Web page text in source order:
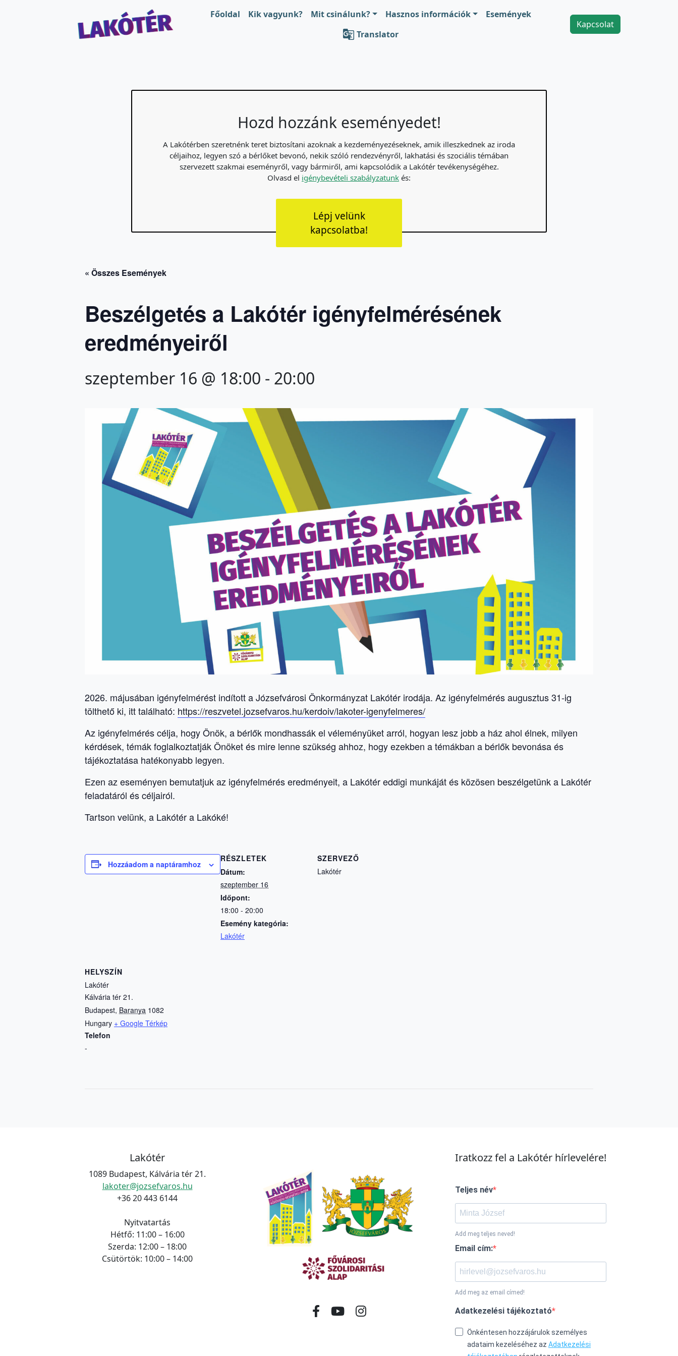
Főoldal Kik vagyunk? Mit csinálunk? Hasznos információk Események
 Translator
Kapcsolat
Hozd hozzánk eseményedet!
A Lakótérben szeretnénk teret biztosítani azoknak a kezdeményezéseknek, amik illeszkednek az iroda
céljaihoz, legyen szó a bérlőket bevonó, nekik szóló rendezvényről, lakhatási és szociális témában
szervezett szakmai eseményről, vagy bármiről, ami kapcsolódik a Lakótér tevékenységéhez.
Olvasd el igénybevételi szabályzatunk és:
Lépj velünk
kapcsolatba!
« Összes Események
Beszélgetés a Lakótér igényfelmérésének
eredményeiről
szeptember 16 @ 18:00 - 20:00
2026. májusában igényfelmérést indított a Józsefvárosi Önkormányzat Lakótér irodája. Az igényfelmérés augusztus 31-ig
tölthető ki, itt található: https://reszvetel.jozsefvaros.hu/kerdoiv/lakoter-igenyfelmeres/
Az igényfelmérés célja, hogy Önök, a bérlők mondhassák el véleményüket arról, hogyan lesz jobb a ház ahol élnek, milyen
kérdések, témák foglalkoztatják Önöket és mire lenne szükség ahhoz, hogy ezekben a témákban a bérlők bevonása és
tájékoztatása hatékonyabb legyen.
Ezen az eseményen bemutatjuk az igényfelmérés eredményeit, a Lakótér eddigi munkáját és közösen beszélgetünk a Lakótér
feladatáról és céljairól.
Tartson velünk, a Lakótér a Lakóké!
Hozzáadom a naptáramhoz
RÉSZLETEK
Dátum:
szeptember 16
Időpont:
18:00 - 20:00
Esemény kategória:
Lakótér
SZERVEZŐ
Lakótér
HELYSZÍN
Lakótér
Kálvária tér 21.
Budapest, Baranya 1082
Hungary + Google Térkép
Telefon
-
Lakótér
1089 Budapest, Kálvária tér 21.
lakoter@jozsefvaros.hu
+36 20 443 6144
Nyitvatartás
Hétfő: 11:00 – 16:00
Szerda: 12:00 – 18:00
Csütörtök: 10:00 – 14:00
Iratkozz fel a Lakótér hírlevelére!
Teljes név
Add meg teljes neved!
Email cím:
Add meg az email címed!
Adatkezelési tájékoztató
Önkéntesen hozzájárulok személyes
adataim kezeléséhez az Adatkezelési